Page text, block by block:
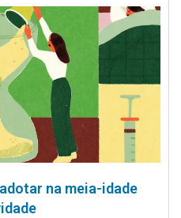
na meia-idade